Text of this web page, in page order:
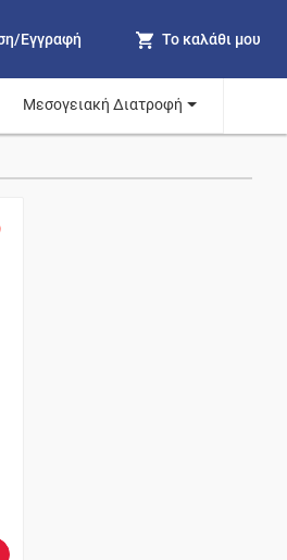
Εγγραφή Το καλάθι μου
Μεσογειακή Διατροφή